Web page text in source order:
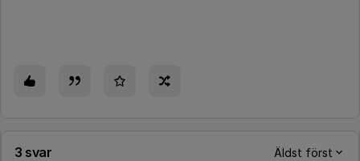
3 svar Äldst först